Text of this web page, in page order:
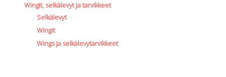
Wingit, selkälevyt ja tarvikkeet
Selkälevyt
Wingit
Wings ja selkälevytarvikkeet